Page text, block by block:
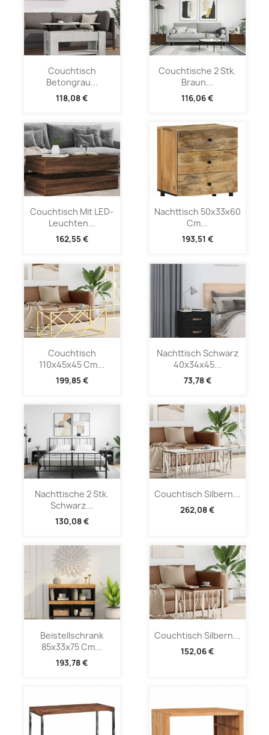
Couchtisch
Betongrau...
118,08 €
Couchtische 2 Stk.
Braun...
116,06 €
Couchtisch Mit LED-
Leuchten...
162,55 €
Nachttisch 50x33x60
Cm...
193,51 €
Couchtisch
110x45x45 Cm...
199,85 €
Nachttisch Schwarz
40x34x45...
73,78 €
Nachttische 2 Stk.
Schwarz...
130,08 €
Couchtisch Silbern...
262,08 €
Beistellschrank
85x33x75 Cm...
193,78 €
Couchtisch Silbern...
152,06 €